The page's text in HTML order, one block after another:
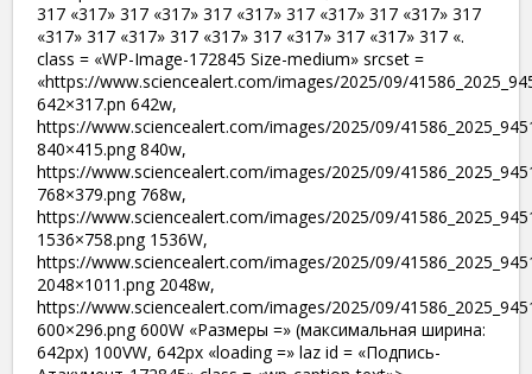
317 «317» 317 «317» 317 «317» 317 «317» 317 «317» 317
«317» 317 «317» 317 «317» 317 «317» 317 «317» 317 «.
class = «WP-Image-172845 Size-medium» srcset =
«https://www.sciencealert.com/images/2025/09/
642×317.pn 642w,
https://www.sciencealert.com/images/2025/09/
840×415.png 840w,
https://www.sciencealert.com/images/2025/09/
768×379.png 768w,
https://www.sciencealert.com/images/2025/09/
1536×758.png 1536W,
https://www.sciencealert.com/images/2025/09/
2048×1011.png 2048w,
https://www.sciencealert.com/images/2025/09/
600×296.png 600W «Размеры =» (максимальная ширина:
642px) 100VW, 642px «loading =» laz id = «Подпись-